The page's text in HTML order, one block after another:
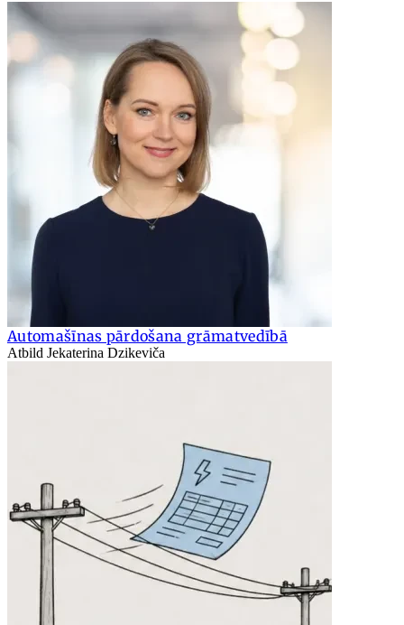
Automašīnas pārdošana grāmatvedībā
Atbild Jekaterina Dzikeviča